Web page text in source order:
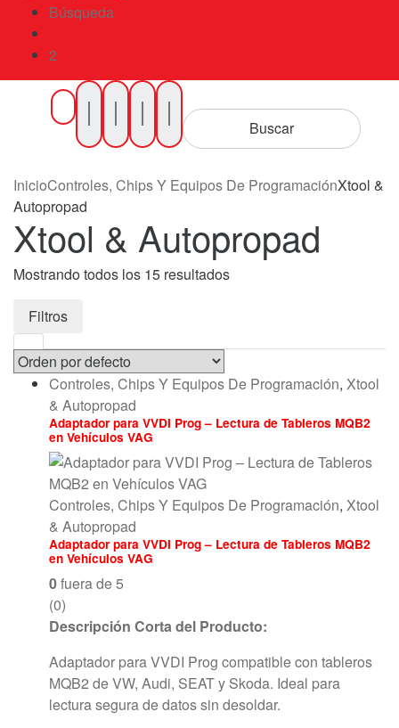
Búsqueda
2
Buscar
por
Productos
Buscar
InicioControles, Chips Y Equipos De ProgramaciónXtool &
Autopropad
Xtool & Autopropad
Mostrando todos los 15 resultados
Filtros
Controles, Chips Y Equipos De Programación, Xtool
& Autopropad
Adaptador para VVDI Prog – Lectura de Tableros MQB2
en Vehículos VAG
Controles, Chips Y Equipos De Programación, Xtool
& Autopropad
Adaptador para VVDI Prog – Lectura de Tableros MQB2
en Vehículos VAG
0fuera de 5
(0)
Descripción Corta del Producto:
Adaptador para VVDI Prog compatible con tableros
MQB2 de VW, Audi, SEAT y Skoda. Ideal para
lectura segura de datos sin desoldar.